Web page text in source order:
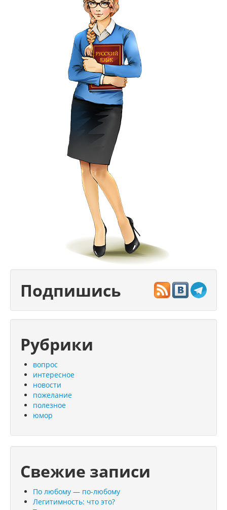
Подпишись
Рубрики
вопрос
интересное
новости
пожелание
полезное
юмор
Свежие записи
По любому — по-любому
Легитимность: что это?